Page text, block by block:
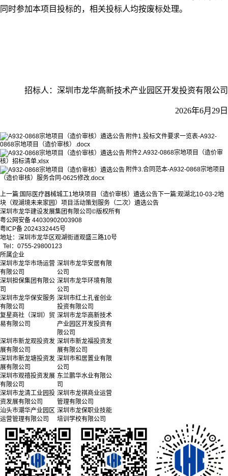
同时参加本项目投标的，相关投标人均按废标处理。
招标人：深圳市龙华高新技术产业园区开发投资有限公司
2026年6月29日
附件1.投标文件要求一览表-A932-
0868宗地项目（造价审核）.docx
附件2.A932-0868宗地项目（造价审
核）招标清单.xlsx
附件3.合同范本-A932-0868宗地项目
（造价审核）服务合同-0625修改.docx
上一篇:国际医疗器械城工1地块项目（造价审核）遴选公告 下一篇:观湖北10-03-2地
块（观湖境未来家园）项目活动策划服务（二次）遴选公告
深圳市龙华建设发展集团有限公司©版权所有
粤公网安备 44030902003908
粤ICP备 2024332445号
地址：深圳市龙华区观湖街道观盛三路10号
Tel：0755-29800123
所属企业
深圳市龙华市场运营
有限公司
深圳市龙华安居有限
公司
深圳担保集团有限公
司
深圳市龙华环境有限
公司
深圳市龙华保安服务
有限公司
深圳市红土孔雀创业
投资有限公司
复星商社（深圳）贸
易有限公司
深圳市龙华高新技术
产业园区开发投资有
限公司
深圳市新龙观投资发
展有限公司
深圳市新龙福投资发
展有限公司
深圳市新龙塘投资发
展有限公司
深圳市和居置业有限
公司
深圳市观禧投资发展
有限公司
东兰鹏华水业有限公
司
深圳市龙清工业园投
资发展有限公司
深圳市龙祺商业运营
管理有限公司
汕头市潮华产业园区
运营管理有限公司
深圳市龙保职业技能
培训学校有限公司